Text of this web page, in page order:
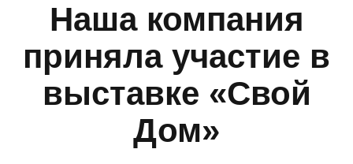
Наша компания
приняла участие в
выставке «Свой
Дом»